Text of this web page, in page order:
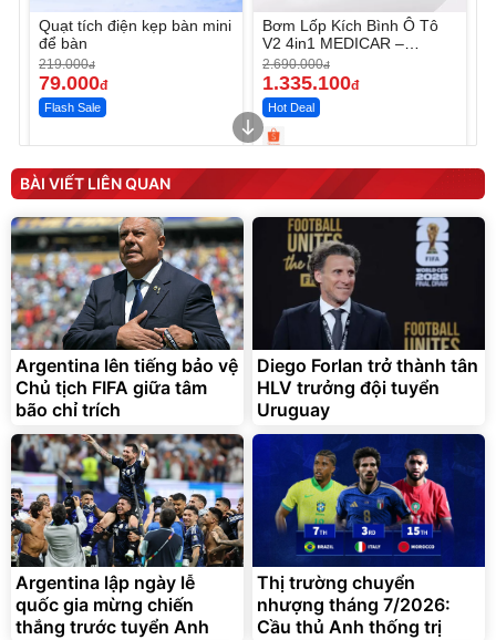
Quạt tích điện kẹp bàn mini
để bàn
219.000đ
79.000đ
Flash Sale
Bơm Lốp Kích Bình Ô Tô
V2 4in1 MEDICAR –
12.000mAh
2.690.000đ
1.335.100đ
Hot Deal
Máy ép chậm trái cây
Elmich JEE 1855OL
3.000.000đ
2.143.650đ
Flash Sale
Máy rửa xe cầm tay xịt rửa
cao áp có tạo bọt tuyết
399.000đ
Đã bán nhiều
Bạt phủ xe ô tô cao cấp,
tráng nhôm 03 lớp
392.000đ
325.000đ
Đã bán nhiều
Xe đạp điện trợ lực G-
Force C14 gấp gọn bỏ cốp
tiện lợi
9.900.000đ
7.092.000 đ
Đang xem nhiều
G-FORCE VIETNA
BÀI VIẾT LIÊN QUAN
Argentina lên tiếng bảo vệ
Chủ tịch FIFA giữa tâm
bão chỉ trích
Diego Forlan trở thành tân
HLV trưởng đội tuyển
Uruguay
Argentina lập ngày lễ
quốc gia mừng chiến
thắng trước tuyển Anh
Thị trường chuyển
nhượng tháng 7/2026:
Cầu thủ Anh thống trị